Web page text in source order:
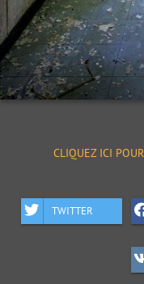
CLIQUEZ ICI
TWITTER